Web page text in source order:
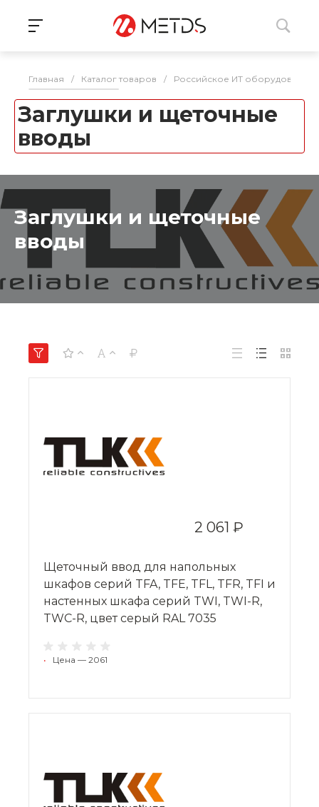
Главная / Каталог товаров / Российское ИТ оборудование
Заглушки и щеточные
вводы
Заглушки и щеточные
вводы
2 061 ₽
Щеточный ввод для напольных
шкафов серий TFA, TFE, TFL, TFR, TFI и
настенных шкафа серий TWI, TWI-R,
TWC-R, цвет серый RAL 7035
• Цена — 2061